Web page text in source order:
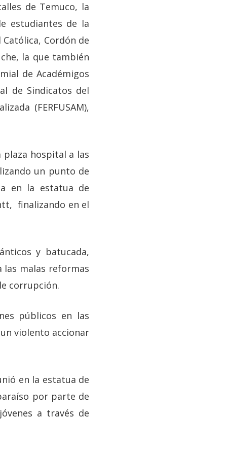
de Temuco, la
estudiantes de la
Cordón de
la que también
de Académigos
de Sindicatos del
(FERFUSAM),
hospital a las
un punto de
en la estatua de
finalizando en el
y batucada,
las malas reformas
corrupción.
públicos en las
violento accionar
en la estatua de
por parte de
a través de